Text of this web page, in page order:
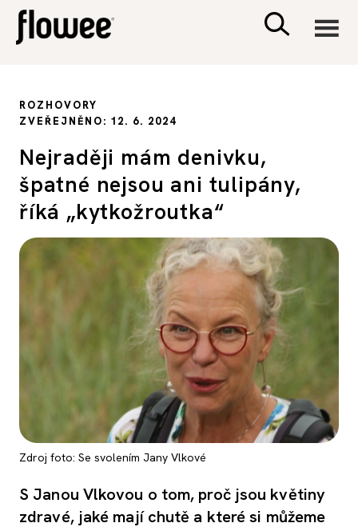
PSYCHOLOGIE
SEX A VZTAHY
PORADNA
ROZHOVORY
ZVEŘEJNĚNO: 12. 6. 2024
Nejraději mám denivku,
špatné nejsou ani tulipány,
říká „kytkožroutka“
Zdroj foto: Se svolením Jany Vlkové
S Janou Vlkovou o tom, proč jsou květiny
zdravé, jaké mají chutě a které si můžeme